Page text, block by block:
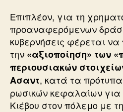
Επιπλέον, για τη
προαναφερόμενων
κυβερνήσεις φέρεται να
την «αξιοποίηση» των
περιουσιακών
Ασαντ, κατά τα
ρωσικών κεφαλαίων για
Κιέβου στον πόλεμο με